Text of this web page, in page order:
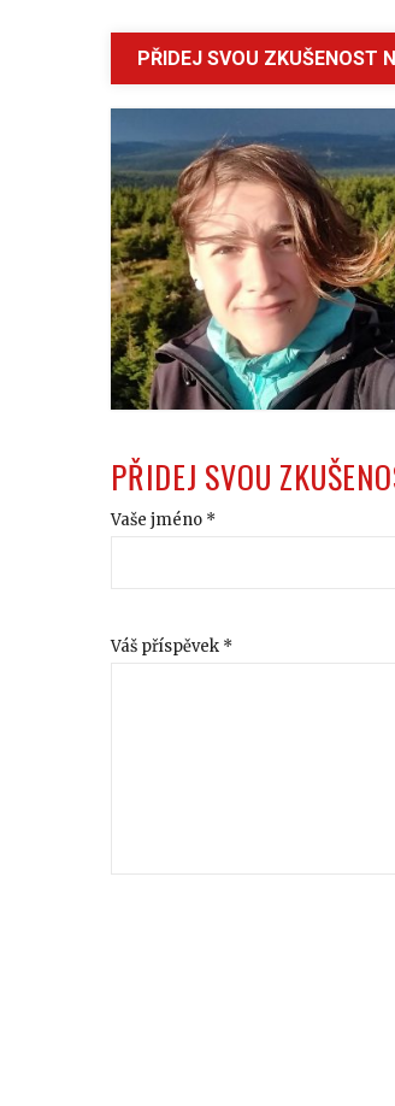
PŘIDEJ SVOU ZKUŠENOST
PŘIDEJ SVOU
Vaše jméno *
Váš příspěvek *